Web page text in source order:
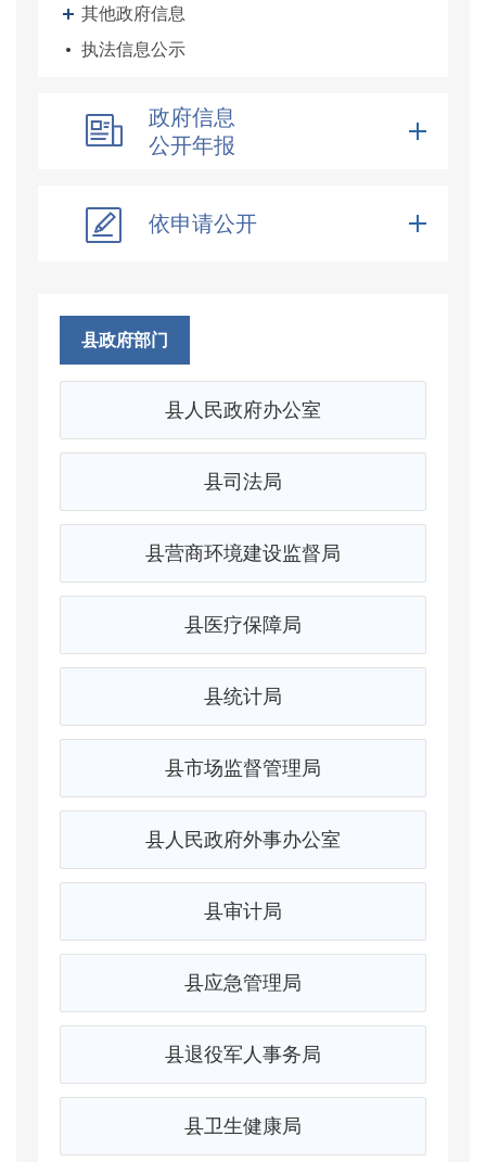
其他政府信息
执法信息公示
政府信息
公开年报
依申请公开
县政府部门
县人民政府办公室
县司法局
县营商环境建设监督局
县医疗保障局
县统计局
县市场监督管理局
县人民政府外事办公室
县审计局
县应急管理局
县退役军人事务局
县卫生健康局